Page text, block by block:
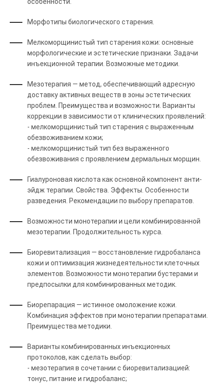
Морфотипы биологического старения.
Мелкоморщинистый тип старения кожи: основные
морфологические и эстетические признаки. Задачи
инъекционной терапии. Возможные методики.
Мезотерапия — метод, обеспечивающий адресную
доставку активных веществ в зоны эстетических
проблем. Преимущества и возможности. Варианты
коррекции в зависимости от клинических проявлений:
- мелкоморщинистый тип старения с выраженным
обезвоживанием кожи;
- мелкоморщинистый тип без выраженного
обезвоживания с проявлением дермальных морщин.
Гиалуроновая кислота как основной компонент анти-
эйдж терапии. Свойства. Эффекты. Особенности
разведения. Рекомендации по выбору препаратов.
Возможности монотерапии и цели комбинированной
мезотерапии. Продолжительность курса.
Биоревитализация — восстановление гидробаланса
кожи и оптимизация жизнедеятельности клеточных
элементов. Возможности монотерапии бустерами и
предпосылки для комбинированных методик.
Биорепарация — истинное омоложение кожи.
Комбинация эффектов при монотерапии препаратами.
Преимущества методики.
Варианты комбинированных инъекционных
протоколов, как сделать выбор:
- мезотерапия в сочетании с биоревитализацией:
тонус, питание и гидробаланс;